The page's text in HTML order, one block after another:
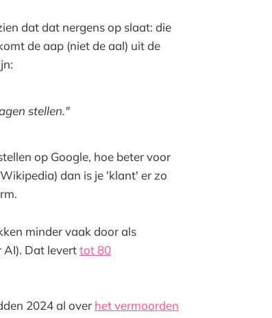
dat dat nergens op slaat: die
de aap (niet de aal) uit de
stellen."
op Google, hoe beter voor
dan is je 'klant' er zo
minder vaak door als
Dat leverttot 80
2024 al over het vermoorden